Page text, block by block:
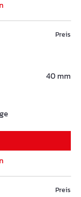
Preis
40 mm
Preis